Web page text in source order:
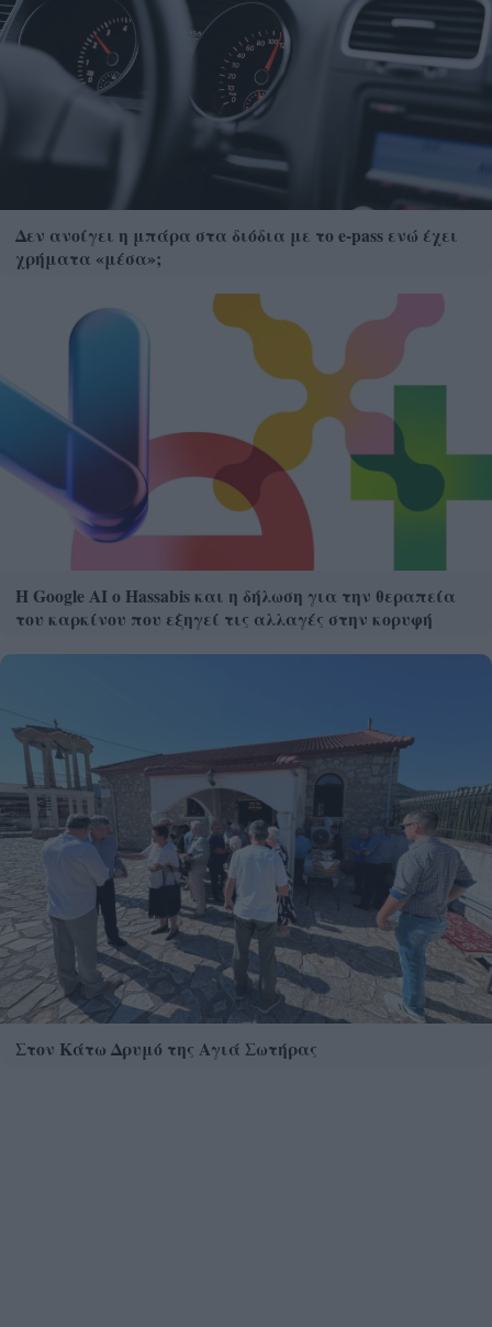
Δεν ανοίγει η μπάρα στα διόδια με το e-pass ενώ έχει
χρήματα «μέσα»;
Η Google ΑΙ ο Hassabis και η δήλωση για την θεραπεία
του καρκίνου που εξηγεί τις αλλαγές στην κορυφή
Στον Κάτω Δρυμό της Αγιά Σωτήρας